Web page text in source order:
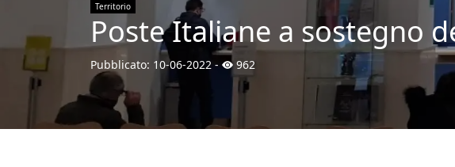
Territorio
Poste Italiane a sostegno
Pubblicato: 10-06-2022 - 962